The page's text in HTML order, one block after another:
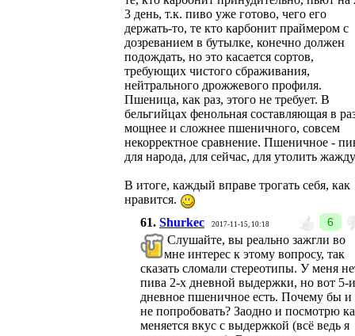
3 день, т.к. пиво уже готово, чего его
держать-то, те кто карбонит праймером с
дозреванием в бутылке, конечно должен
подождать, но это касается сортов,
требующих чистого сбраживания,
нейтрального дрожжевого профиля.
Пшеница, как раз, этого не требует. В
бельгийцах фенольная составляющая в
мощнее и сложнее пшеничного, совсем
некорректное сравнение. Пшеничное -
для народа, для сейчас, для утолить
В итоге, каждый вправе трогать себя, как
нравится.
6
61. Shurkec 2017-11-15, 10:18
Слушайте, вы реально зажгли во
мне интерес к этому вопросу, так
сказать сломали стереотипы. У меня
пива 2-х дневной выдержки, но вот 5-и
дневное пшеничное есть. Почему бы и
не попробовать? Заодно и посмотрю
меняется вкус с выдержкой (всё ведь я